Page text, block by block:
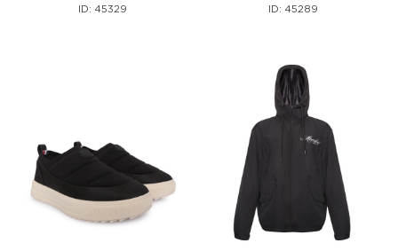
ID: 45329 ID: 45289